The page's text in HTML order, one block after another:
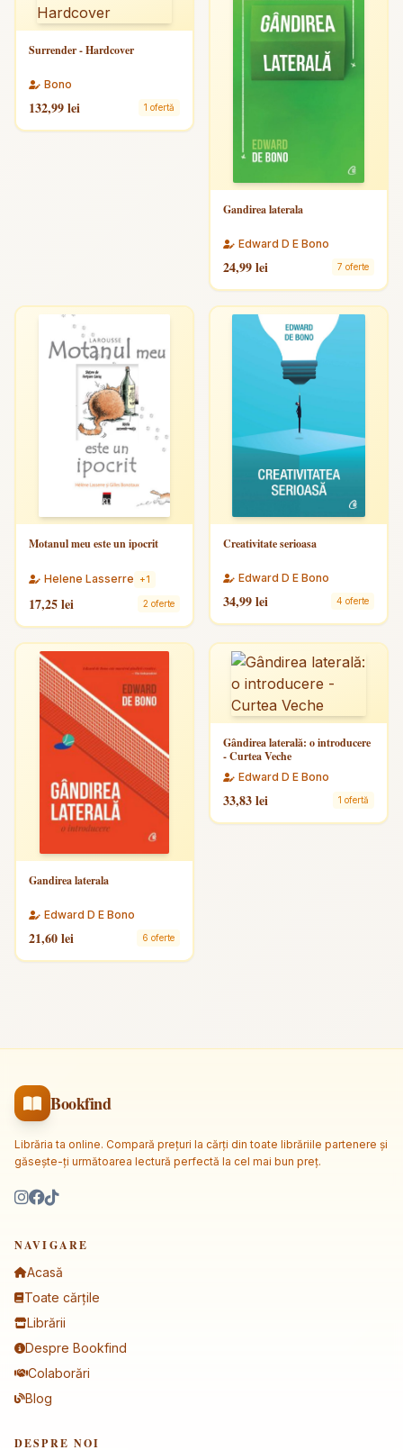
Surrender - Hardcover
Bono
132,99 lei 1 ofertă
Gandirea laterala
Edward D E Bono
24,99 lei 7 oferte
Motanul meu este un ipocrit
Helene Lasserre +1
17,25 lei 2 oferte
Creativitate serioasa
Edward D E Bono
34,99 lei 4 oferte
Gandirea laterala
Edward D E Bono
21,60 lei 6 oferte
Gândirea laterală: o introducere
- Curtea Veche
Edward D E Bono
33,83 lei 1 ofertă
Bookfind
Librăria ta online. Compară prețuri la cărți din toate librăriile partenere și
găsește-ți următoarea lectură perfectă la cel mai bun preț.
NAVIGARE
Acasă
Toate cărțile
Librării
Despre Bookfind
Colaborări
Blog
DESPRE NOI